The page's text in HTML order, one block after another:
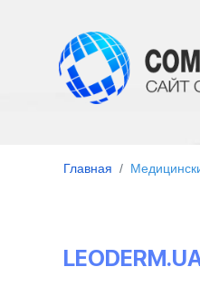
Главная